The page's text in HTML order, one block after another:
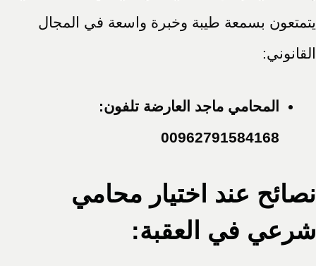
يتمتعون بسمعة طيبة وخبرة واسعة في المجال
القانوني:
المحامي ماجد العارضة تلفون:
00962791584168
نصائح عند اختيار محامي
شرعي في العقبة: